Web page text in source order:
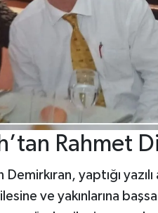
Rahmet
Demirkıran, yaptığı
ve yakınlarına